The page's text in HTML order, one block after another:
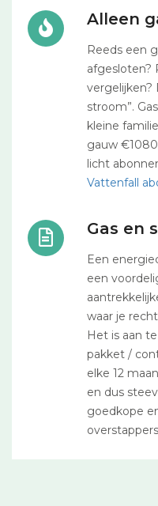
Alleen
Reeds een
afgesloten?
vergelijken?
stroom”.
kleine
gauw
licht
Vattenfall
Gas en
Een
een
waar je
Het is aan
pakket /
elke 12
en dus
goedkope